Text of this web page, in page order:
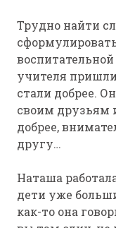
Трудно найти
воспитательной
учителя
стали добрее.
своим друзьям
добрее,
другу…
Наташа
дети уже
как-то она